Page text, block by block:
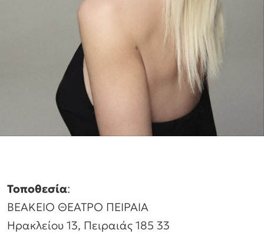
Τοποθεσία:
ΒΕΑΚΕΙΟ ΘΕΑΤΡΟ ΠΕΙΡΑΙΑ
Ηρακλείου 13, Πειραιάς 185 33